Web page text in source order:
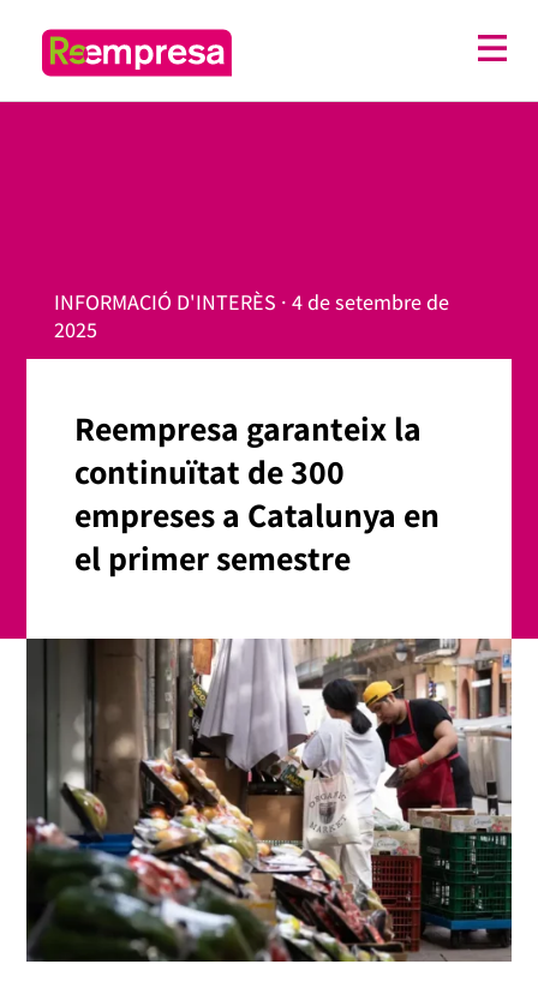
INFORMACIÓ D'INTERÈS · 4 de setembre de
2025
Reempresa garanteix la
continuïtat de 300
empreses a Catalunya en
el primer semestre